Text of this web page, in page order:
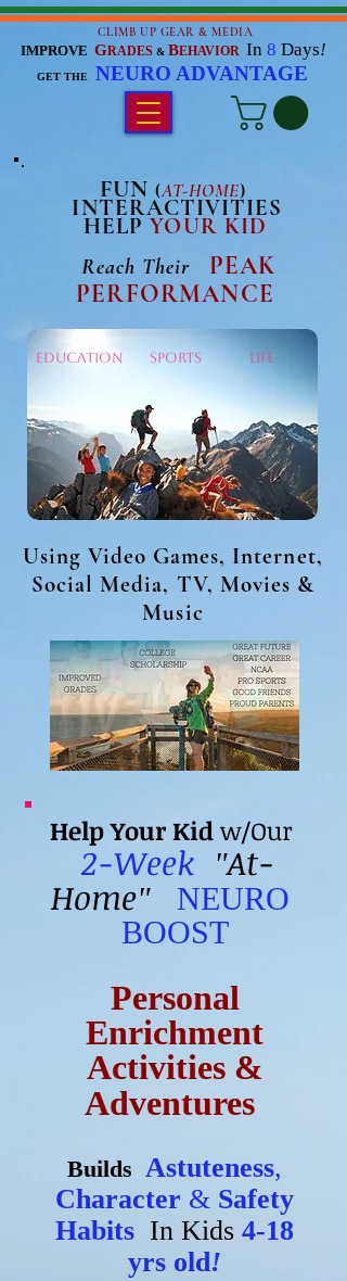
CLIMB UP GEAR & MEDIA
IMPROVE GRADES & BEHAVIOR In 8 Days!
GET THE NEURO ADVANTAGE
FUN (AT-HOME)
INTERACTIVITIES
HELP YOUR KID
Reach Their
PEAK
PERFORMANCE
EDUCATION SPORTS LIFE
Using Video Games, Internet,
Social Media, TV, Movies &
Music
Help Your Kidw/Our
2-Week "At-
Home" NEURO
BOOST
Personal
Enrichment
Activities &
Adventures
Builds Astuteness,
Character & Safety
Habits In Kids 4-18
yrs old!